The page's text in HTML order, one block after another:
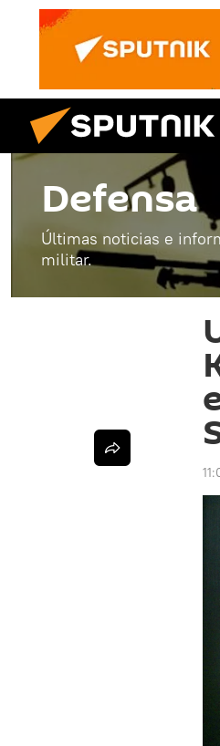
Defensa
Últimas noticias e
militar.